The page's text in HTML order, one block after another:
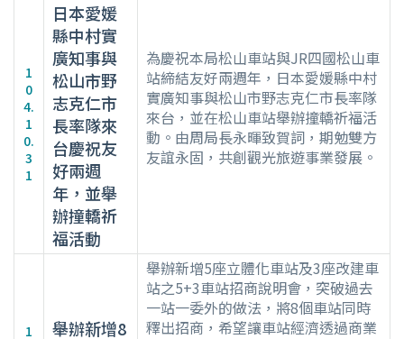
1
0
4.
1
0.
3
1
日本愛媛
縣中村實
廣知事與
松山市野
志克仁市
長率隊來
台慶祝友
好兩週
年，並舉
辦撞轎祈
福活動
為慶祝本局松山車站與JR四國松山車
站締結友好兩週年，日本愛媛縣中村
實廣知事與松山市野志克仁市長率隊
來台，並在松山車站舉辦撞轎祈福活
動。由周局長永暉致賀詞，期勉雙方
友誼永固，共創觀光旅遊事業發展。
1
舉辦新增8
舉辦新增5座立體化車站及3座改建車
站之5+3車站招商說明會，突破過去
一站一委外的做法，將8個車站同時
釋出招商，希望讓車站經濟透過商業